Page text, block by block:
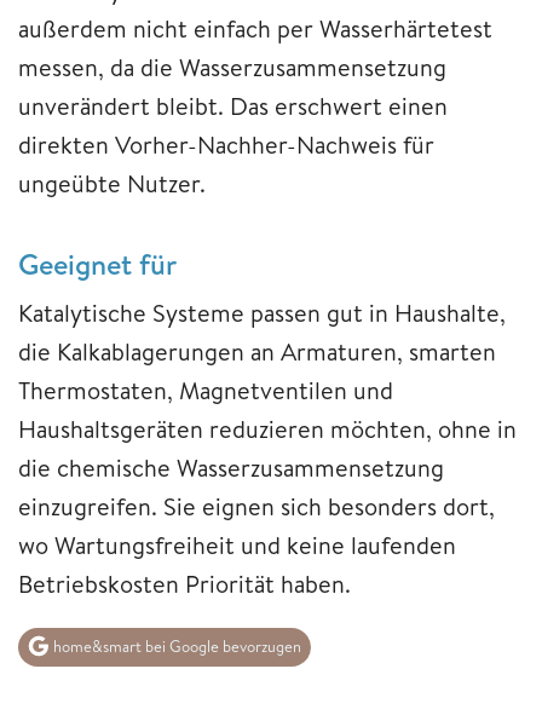
außerdem nicht einfach per Wasserhärtetest
messen, da die Wasserzusammensetzung
unverändert bleibt. Das erschwert einen
direkten Vorher-Nachher-Nachweis für
ungeübte Nutzer.
Geeignet für
Katalytische Systeme passen gut in Haushalte,
die Kalkablagerungen an Armaturen, smarten
Thermostaten, Magnetventilen und
Haushaltsgeräten reduzieren möchten, ohne in
die chemische Wasserzusammensetzung
einzugreifen. Sie eignen sich besonders dort,
wo Wartungsfreiheit und keine laufenden
Betriebskosten Priorität haben.
home&smart bei Google bevorzugen